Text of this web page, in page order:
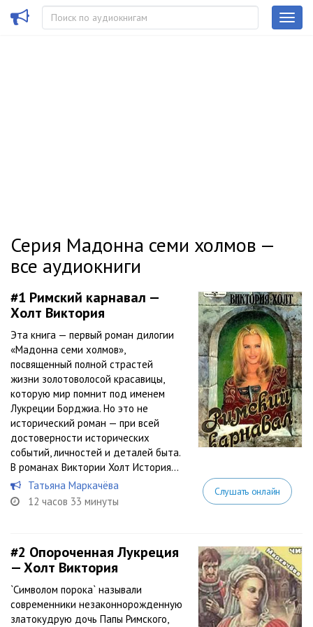
Серия Мадонна семи холмов —
все аудиокниги
#1 Римский карнавал —
Холт Виктория
Эта книга — первый роман дилогии
«Мадонна семи холмов»,
посвященный полной страстей
жизни золотоволосой красавицы,
которую мир помнит под именем
Лукреции Борджиа. Но это не
исторический роман — при всей
достоверности исторических
событий, личностей и деталей быта.
В романах Виктории Холт История...
Татьяна Маркачёва
12 часов 33 минуты
Слушать онлайн
#2 Опороченная Лукреция
— Холт Виктория
`Символом порока` называли
современники незаконнорожденную
златокудрую дочь Папы Римского,